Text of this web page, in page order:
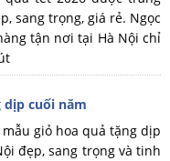
sang trọng, giá rẻ. Ngọc
tận nơi tại Hà Nội chỉ
dịp cuối năm
giỏ hoa quả tặng dịp
đẹp, sang trọng và tinh